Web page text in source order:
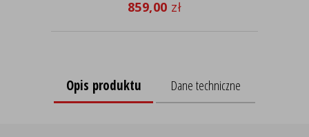
859,00 zł
Opis produktu Dane techniczne